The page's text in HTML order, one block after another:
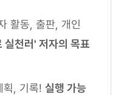
활동, 출판, 개인
실천러' 저자의 목표
획, 기록! 실행 가능